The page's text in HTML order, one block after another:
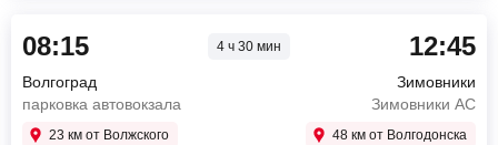
08:15 4 ч 30 мин
Волгоград
парковка автовокзала
23 км от Волжского
12:45
Зимовники
Зимовники АС
48 км от Волгодонска